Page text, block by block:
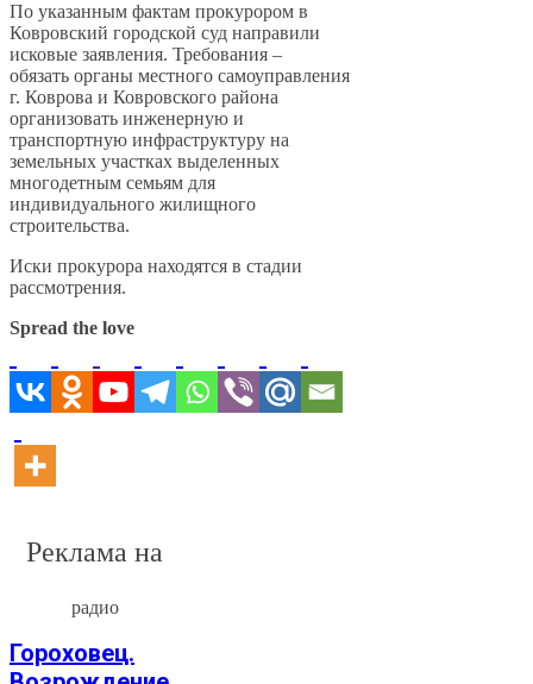
По указанным фактам прокурором в
Ковровский городской суд направили
исковые заявления. Требования –
обязать органы местного самоуправления
г. Коврова и Ковровского района
организовать инженерную и
транспортную инфраструктуру на
земельных участках выделенных
многодетным семьям для
индивидуального жилищного
строительства.
Иски прокурора находятся в стадии
рассмотрения.
Spread the love
Реклама на
радио
Гороховец.